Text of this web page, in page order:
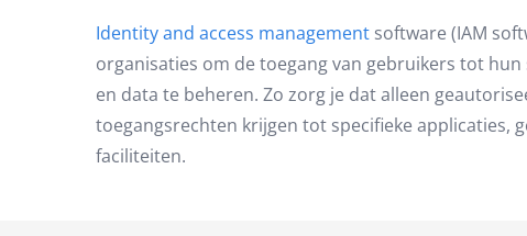
Identity and access management software (IAM
organisaties om de toegang van gebruikers tot
en data te beheren. Zo zorg je dat alleen
toegangsrechten krijgen tot specifieke applicaties,
faciliteiten.